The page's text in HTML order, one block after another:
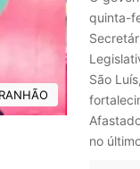
quinta-
São
no